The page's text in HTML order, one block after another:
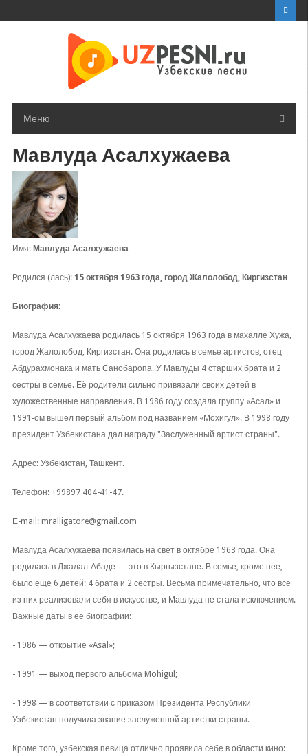
Меню
Мавлуда Асалхужаева
Имя: Мавлуда Асалхужаева
Родился (лась): 15 октября 1963 года, город Жалолобод, Киргизстан
Биография:
Мавлуда Асалхужаева родилась 15 октября 1963 года в махалле Хужа,
город Жалолобод, Киргизстан. Она родилась в семье артистов, отец
Абдурахмонака и мать Санобаропа. У Мавлуды 4 старших брата и 2
сестры в семье. Её родители сильно привязали своих детей в
художественные направления. В 1986 году создала группу «Асал» и
1991-ом вышел первый альбом под названием «Мохигул». В 1998 году
президент Узбекистана дал награду "Заслуженный артист страны".
Адрес: Узбекистан, Ташкент.
Телефон: +99897 404-41-47.
Е-mail: mralligatore@gmail.com
Мавлуда Асалхужаева появилась на свет в октябре 1963 года. Она
родилась в Джалал-Абаде — это в Кыргызстане. В семье, кроме нее,
было еще 6 детей: 4 брата и 2 сестры. Весьма примечательно, что все
из них реализовали себя в искусстве, и Мавлуда не стала исключением.
Важные даты в ее биографии:
- 1986 — открытие «Asal»;
- 1991 — выход первого альбома Mohigul;
- 1998 — в соответствии с приказом Президента Республики
Узбекистан получила звание заслуженной артистки страны.
Кроме того, узбекская певица отлично проявила себе в области кино: